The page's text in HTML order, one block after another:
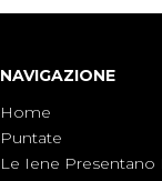
NAVIGAZIONE
Home
Puntate
Le Iene Presentano